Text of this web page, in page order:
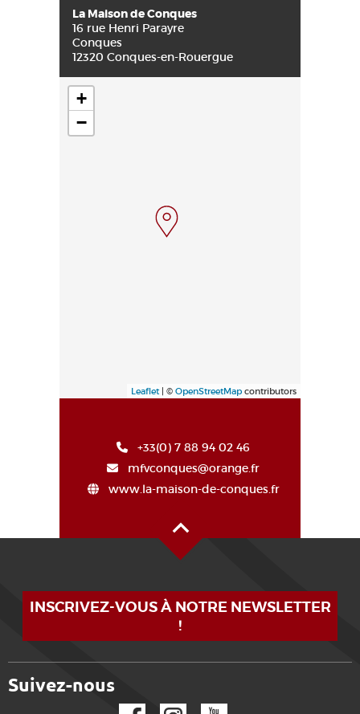
La Maison de Conques
16 rue Henri Parayre
Conques
12320 Conques-en-Rouergue
+
−
Leaflet| © OpenStreetMap contributors
+33(0) 7 88 94 02 46
mfvconques@orange.fr
www.la-maison-de-conques.fr
INSCRIVEZ-VOUS À NOTRE NEWSLETTER
!
Suivez-nous